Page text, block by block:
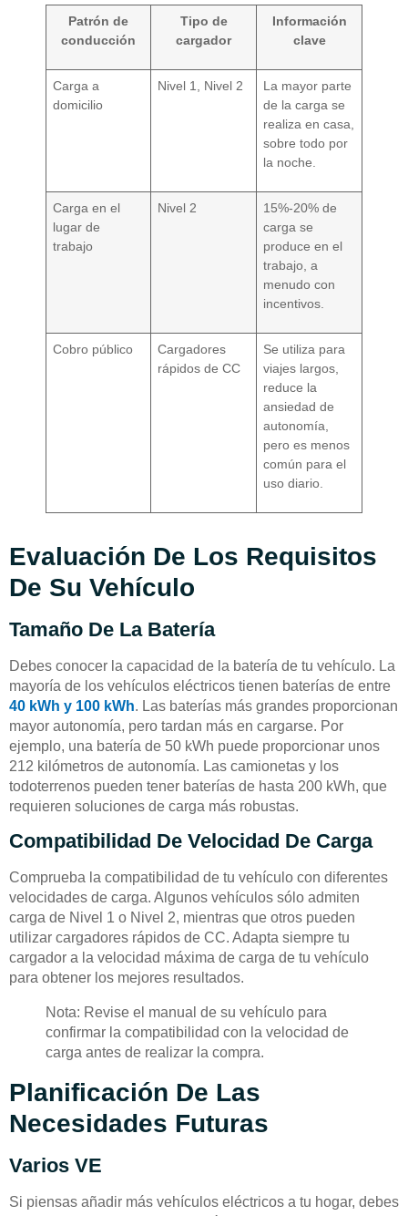
Patrón de
conducción
Tipo de
cargador
Información
clave
Carga a
domicilio
Nivel 1, Nivel 2
La mayor parte
de la carga se
realiza en casa,
sobre todo por
la noche.
Carga en el
lugar de
trabajo
Nivel 2
15%-20% de
carga se
produce en el
trabajo, a
menudo con
incentivos.
Cobro público
Cargadores
rápidos de CC
Se utiliza para
viajes largos,
reduce la
ansiedad de
autonomía,
pero es menos
común para el
uso diario.
Evaluación De Los Requisitos
De Su Vehículo
Tamaño De La Batería
Debes conocer la capacidad de la batería de tu vehículo. La
mayoría de los vehículos eléctricos tienen baterías de entre
40 kWh y 100 kWh. Las baterías más grandes proporcionan
mayor autonomía, pero tardan más en cargarse. Por
ejemplo, una batería de 50 kWh puede proporcionar unos
212 kilómetros de autonomía. Las camionetas y los
todoterrenos pueden tener baterías de hasta 200 kWh, que
requieren soluciones de carga más robustas.
Compatibilidad De Velocidad De Carga
Comprueba la compatibilidad de tu vehículo con diferentes
velocidades de carga. Algunos vehículos sólo admiten
carga de Nivel 1 o Nivel 2, mientras que otros pueden
utilizar cargadores rápidos de CC. Adapta siempre tu
cargador a la velocidad máxima de carga de tu vehículo
para obtener los mejores resultados.
Nota: Revise el manual de su vehículo para
confirmar la compatibilidad con la velocidad de
carga antes de realizar la compra.
Planificación De Las
Necesidades Futuras
Varios VE
Si piensas añadir más vehículos eléctricos a tu hogar, debes